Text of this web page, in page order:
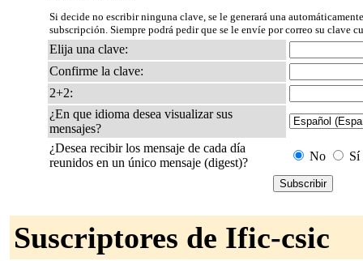
Si decide no escribir ninguna clave, se le generará una
subscripción. Siempre podrá pedir que se le envíe por correo su clave
Elija una clave:
Confirme la clave:
2+2:
¿En que idioma desea visualizar sus
mensajes?
¿Desea recibir los mensaje de cada día
reunidos en un único mensaje (digest)?
No Sí
Suscriptores de Ific-csic